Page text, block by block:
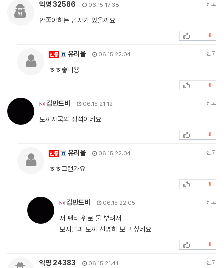
익명 32586 06.15 17:38 신고
안좋아하는 남자가 있을까요
0
인증 유리율 06.15 22:04 신고
ㅎㅎ좋네용
0
김만드비 06.15 21:12 신고
도끼자국의 정석이네요
0
인증 유리율 06.15 22:04 신고
ㅎㅎ그런가요
0
김만드비 06.15 22:05 신고
저 팬티 위로 물 뿌려서
보지털과 도끼 선명히 보고 싶네요
0
익명 24383 06.15 21:41 신고